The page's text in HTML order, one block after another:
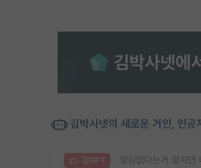
김박사넷의 새로운 거인, 인
김GPT 양심없다는거 알지만